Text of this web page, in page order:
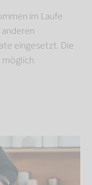
im Laufe
eingesetzt. Die